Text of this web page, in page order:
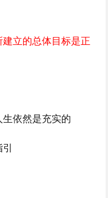
立的总体目标是正
依然是充实的